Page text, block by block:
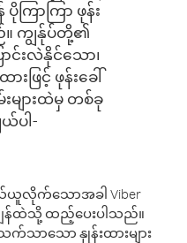
ကြာကြာ ဖုန်း
။ ကျွန်ုပ်တို့၏
င်းလဲနိုင်သော၊
ဖြင့် ဖုန်းခေါ်
ျားထဲမှ တစ်ခု
ပါ-
လိုက်သောအခါ Viber
ထဲသို့ ထည့်ပေးပါသည်။
သာသော နှုန်းထားများ